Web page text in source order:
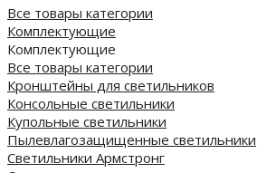
Все товары категории
Комплектующие
Комплектующие
Все товары категории
Кронштейны для светильников
Консольные светильники
Купольные светильники
Пылевлагозащищенные светильники
Светильники Армстронг